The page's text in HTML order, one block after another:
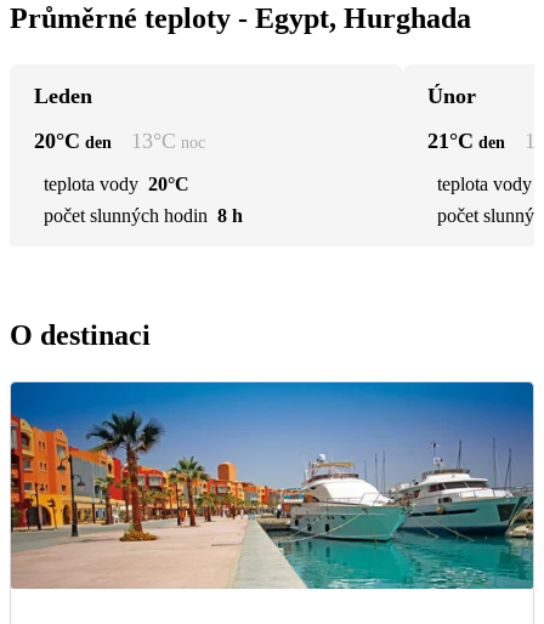
Průměrné teploty - Egypt, Hurghada
Leden
20°C den 13°C noc
teplota vody 20°C
počet slunných hodin 8 h
Únor
21°C den
teplota vody
počet
O destinaci